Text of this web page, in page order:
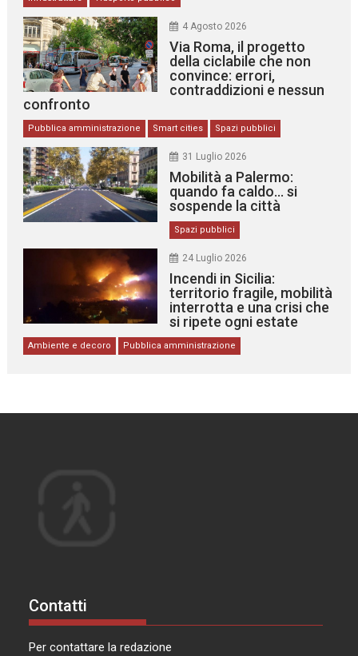
4 Agosto 2026
Via Roma, il progetto
della ciclabile che non
convince: errori,
contraddizioni e nessun
confronto
Pubblica amministrazione Smart cities Spazi pubblici
31 Luglio 2026
Mobilità a Palermo:
quando fa caldo… si
sospende la città
Spazi pubblici
24 Luglio 2026
Incendi in Sicilia:
territorio fragile, mobilità
interrotta e una crisi che
si ripete ogni estate
Ambiente e decoro Pubblica amministrazione
Contatti
Per contattare la redazione